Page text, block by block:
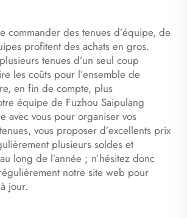
commander des tenues d’équipe, de
profitent des achats en gros.
tenues d’un seul coup
les coûts pour l’ensemble de
en fin de compte, plus
équipe de Fuzhou Saipulang
avec vous pour organiser vos
vous proposer d’excellents prix
plusieurs soldes et
long de l’année ; n’hésitez donc
notre site web pour
jour.